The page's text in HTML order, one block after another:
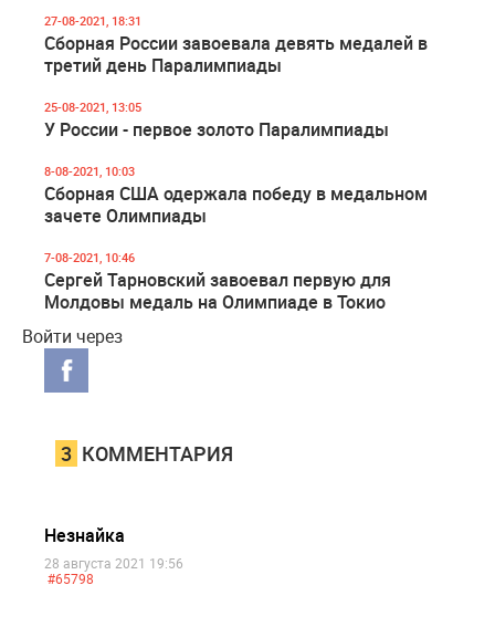
27-08-2021, 18:31
Сборная России завоевала девять медалей в
третий день Паралимпиады
25-08-2021, 13:05
У России - первое золото Паралимпиады
8-08-2021, 10:03
Сборная США одержала победу в медальном
зачете Олимпиады
7-08-2021, 10:46
Сергей Тарновский завоевал первую для
Молдовы медаль на Олимпиаде в Токио
Войти через
3 КОММЕНТАРИЯ
Незнайка
28 августа 2021 19:56
#65798